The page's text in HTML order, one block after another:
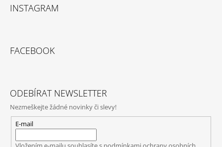
INSTAGRAM
FACEBOOK
ODEBÍRAT NEWSLETTER
Nezmeškejte žádné novinky či slevy!
E-mail